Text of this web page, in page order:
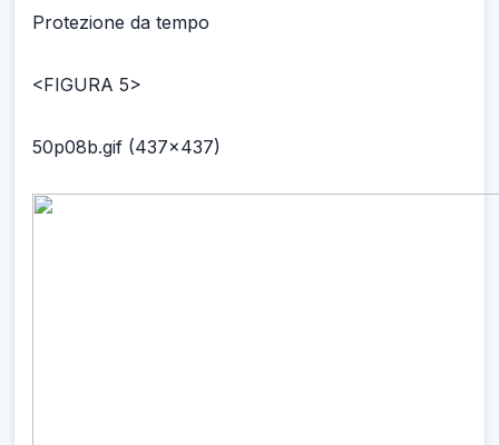
Protezione da tempo
<FIGURA 5>
50p08b.gif (437x437)